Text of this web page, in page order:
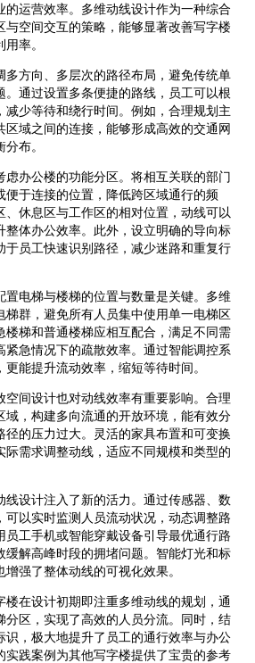
的运营效率。多维动线设计作为一种综合
与空间交互的策略，能够显著改善写字楼
率。
多方向、多层次的路径布局，避免传统单
。通过设置多条便捷的路线，员工可以根
减少等待和绕行时间。例如，合理规划主
区域之间的连接，能够形成高效的交通网
布。
虑办公楼的功能分区。将相互关联的部门
便于连接的位置，降低跨区域通行的频
、休息区与工作区的相对位置，动线可以
整体办公效率。此外，设立明确的导向标
于员工快速识别路径，减少迷路和重复行
置电梯与楼梯的位置与数量是关键。多维
梯群，避免所有人员集中使用单一电梯区
楼梯和普通楼梯应相互配合，满足不同需
紧急情况下的疏散效率。通过智能调控系
能提升流动效率，缩短等待时间。
空间设计也对动线效率有重要影响。合理
域，构建多向流通的开放环境，能有效分
径的压力过大。灵活的家具布置和可变换
际需求调整动线，适应不同规模和类型的
线设计注入了新的活力。通过传感器、数
可以实时监测人员流动状况，动态调整路
员工手机或智能穿戴设备引导最优通行路
缓解高峰时段的拥堵问题。智能灯光和标
强了整体动线的可视化效果。
楼在设计初期即注重多维动线的规划，通
分区，实现了高效的人员分流。同时，结
识，极大地提升了员工的通行效率与办公
实践案例为其他写字楼提供了宝贵的参考